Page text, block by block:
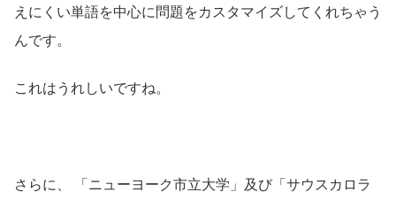
えにくい単語を中心に問題をカスタマイズしてくれちゃう
んです。
これはうれしいですね。
さらに、 「 ニューヨーク市立大学」 及び「 サウスカロラ